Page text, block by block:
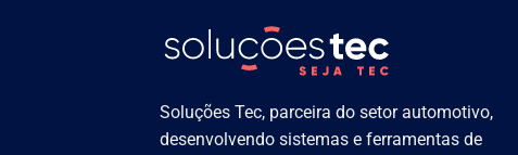
Soluções Tec, parceira do setor automotivo,
desenvolvendo sistemas e ferramentas de